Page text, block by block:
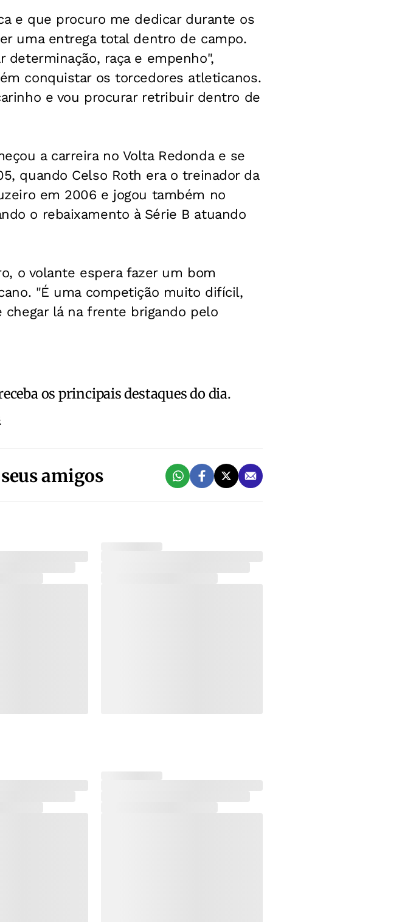
e que procuro me dedicar durante os
uma entrega total dentro de campo.
raça e empenho",
conquistar os torcedores atleticanos.
e vou procurar retribuir dentro de
a carreira no Volta Redonda e se
quando Celso Roth era o treinador da
em 2006 e jogou também no
o rebaixamento à Série B atuando
o volante espera fazer um bom
"É uma competição muito difícil,
lá na frente brigando pelo
os principais destaques do dia.
amigos